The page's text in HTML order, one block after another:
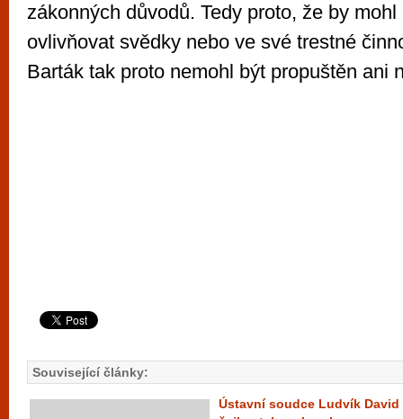
zákonných důvodů. Tedy proto, že by mohl
ovlivňovat svědky nebo ve své trestné
Barták tak proto nemohl být propuštěn ani
Související články:
Ústavní soudce Ludvík